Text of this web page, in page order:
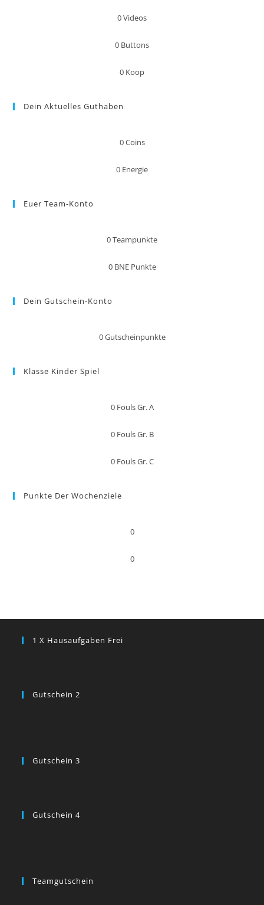
0Videos
0 Buttons
0 Koop
Dein Aktuelles Guthaben
0Coins
0 Energie
Euer Team-Konto
0Teampunkte
0 BNE Punkte
Dein Gutschein-Konto
0Gutscheinpunkte
Klasse Kinder Spiel
0 Fouls Gr. A
0 Fouls Gr. B
0 Fouls Gr. C
Punkte Der Wochenziele
0
0
1 X Hausaufgaben Frei
Gutschein 2
Gutschein 3
Gutschein 4
Teamgutschein